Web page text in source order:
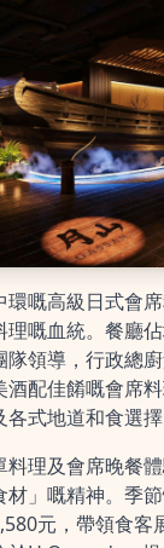
環嘅高級日式會
理嘅血統。餐廳
隊領導，行政總
酒配佳餚嘅會席
式地道和食選擇
料理及會席晚餐
材」嘅精神。季
元，帶領食客